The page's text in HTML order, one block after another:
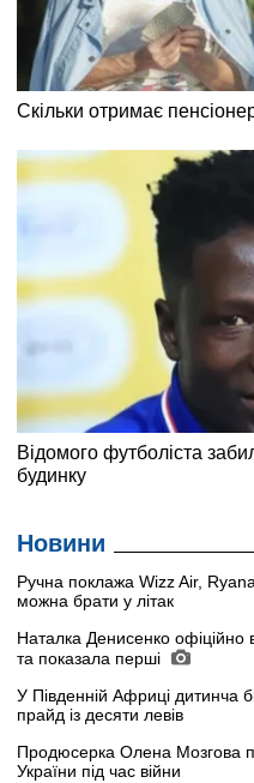
Новини
Ручна поклажа Wizz Air,
можна брати у літак
Наталка Денисенко
та показала перші
У Південній Африці дитинча
прайд із десяти левів
Продюсерка Олена Мозгова
України під час війни